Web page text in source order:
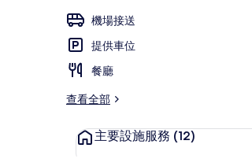
機場接送
提供車位
餐廳
查看全部
主要設施服務 (12)